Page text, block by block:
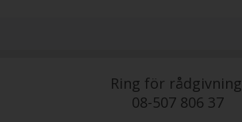
Ring för rådgivning
08-507 806 37